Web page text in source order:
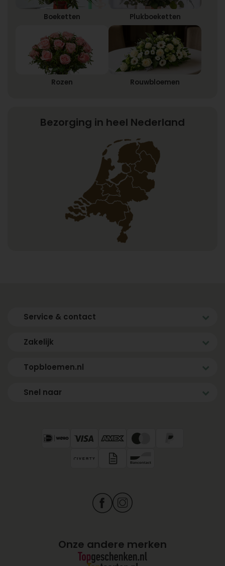
Boeketten Plukboeketten
Rozen Rouwbloemen
Bezorging in heel Nederland
Service & contact
Zakelijk
Topbloemen.nl
Snel naar
Onze andere merken